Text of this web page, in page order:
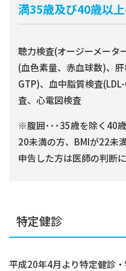
満35歳及び40歳以
聴力検査(オージーメー
(血色素量、赤血球数)、
GTP)、血中脂質検査
査、心電図検査
※腹囲･･･35歳を除く40
20未満の方、BMIが22未
申告した方は医師の判断
特定健診
平成20年4月より特定健診